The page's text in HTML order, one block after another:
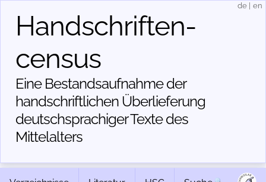
Handschriften­
census
Eine Bestandsaufnahme der
handschriftlichen Über­lieferung
deutschsprachiger Texte des
Mittelalters
de en